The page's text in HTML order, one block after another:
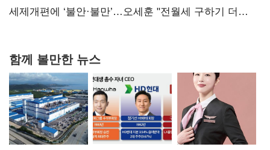
세제개편에 ‘불안·불만’…오세훈 "전월세 구하기 더
함께 볼만한 뉴스